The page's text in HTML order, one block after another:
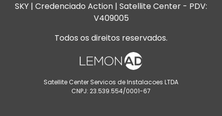
SKY | Credenciado Action | Satellite Center - PDV:
V409005
Todos os direitos reservados.
Satellite Center Servicos de Instalacoes LTDA
CNPJ: 23.539.554/0001-67